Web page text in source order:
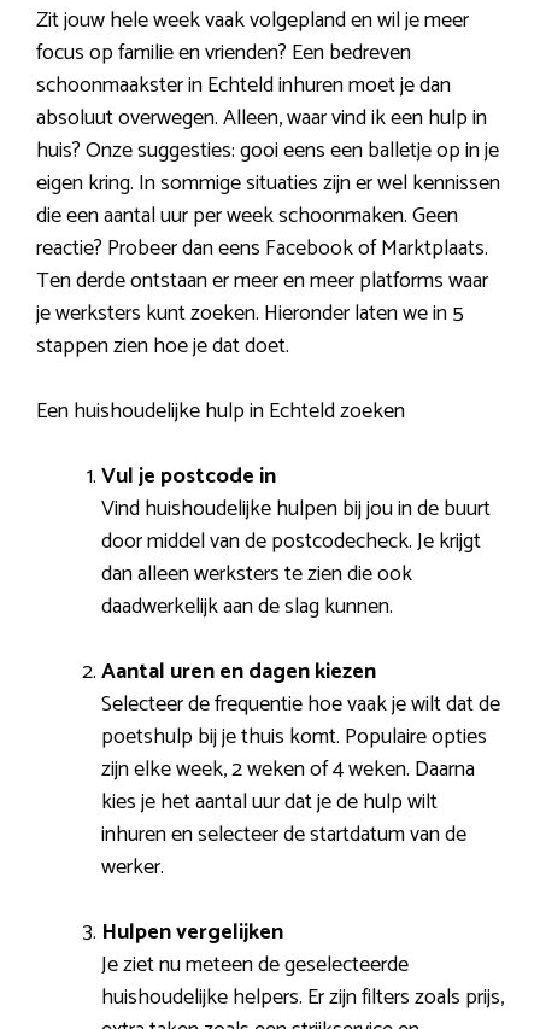
Zit jouw hele week vaak volgepland en wil je meer
focus op familie en vrienden? Een bedreven
schoonmaakster in Echteld inhuren moet je dan
absoluut overwegen. Alleen, waar vind ik een hulp in
huis? Onze suggesties: gooi eens een balletje op in je
eigen kring. In sommige situaties zijn er wel kennissen
die een aantal uur per week schoonmaken. Geen
reactie? Probeer dan eens Facebook of Marktplaats.
Ten derde ontstaan er meer en meer platforms waar
je werksters kunt zoeken. Hieronder laten we in 5
stappen zien hoe je dat doet.
Een huishoudelijke hulp in Echteld zoeken
Vul je postcode in
Vind huishoudelijke hulpen bij jou in de buurt
door middel van de postcodecheck. Je krijgt
dan alleen werksters te zien die ook
daadwerkelijk aan de slag kunnen.
Aantal uren en dagen kiezen
Selecteer de frequentie hoe vaak je wilt dat de
poetshulp bij je thuis komt. Populaire opties
zijn elke week, 2 weken of 4 weken. Daarna
kies je het aantal uur dat je de hulp wilt
inhuren en selecteer de startdatum van de
werker.
Hulpen vergelijken
Je ziet nu meteen de geselecteerde
huishoudelijke helpers. Er zijn filters zoals prijs,